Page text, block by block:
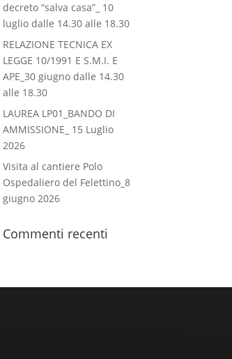
decreto “salva casa”_ 10
luglio dalle 14.30 alle 18.30
RELAZIONE TECNICA EX
LEGGE 10/1991 E S.M.I. E
APE_30 giugno dalle 14.30
alle 18.30
LAUREA LP01_BANDO DI
AMMISSIONE_ 15 Luglio
2026
Visita al cantiere Polo
Ospedaliero del Felettino_8
giugno 2026
Commenti recenti